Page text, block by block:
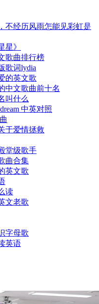
不经历风雨怎能见彩虹是
星》
歌曲排行榜
歌词lydia
的英文歌
中文歌曲前十名
叫什么
中英对照
于爱情拯救
堂级歌手
曲合集
英文歌
读
文老歌
字母歌
英语